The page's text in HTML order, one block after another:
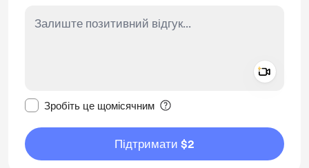
Зробіть це щомісячним
Підтримати $2